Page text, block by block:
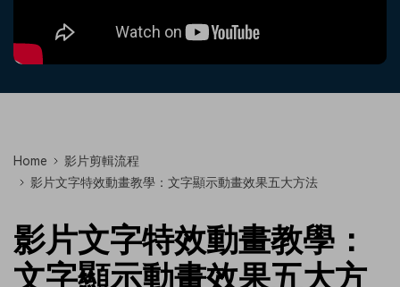
產品信息
Home
影片剪輯流程
影片文字特效動畫教學：文字顯示動畫效果五大方法
影片文字特效動畫教學：
文字顯示動畫效果五大方